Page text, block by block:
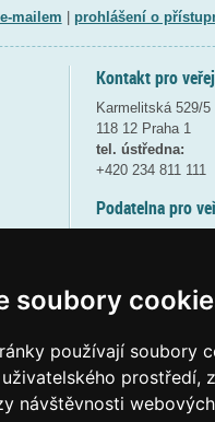
soubory
používají soubory
prostředí,
návštěvnosti
mailem prohlášení o
Kontakt pro
Karmelitská 529/5
118 12 Praha 1
tel. ústředna:
+420 234 811 111
Podatelna pro
(více informací
Elektronická
posta@msmtgov